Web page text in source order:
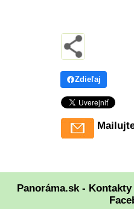
Zdieľaj
Panoráma.sk - Kontakty